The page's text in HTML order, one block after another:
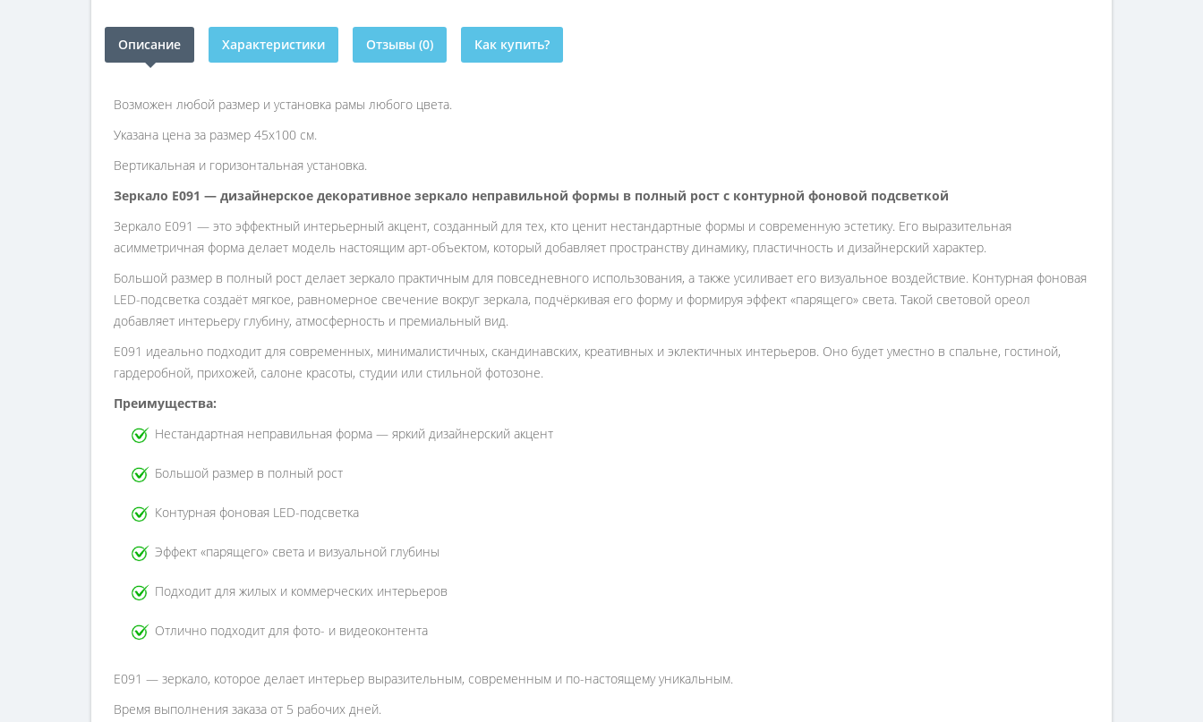
Описание Характеристики Отзывы (0) Как купить?
Возможен любой размер и установка рамы любого цвета.
Указана цена за размер 45х100 см.
Вертикальная и горизонтальная установка.
Зеркало E091 — дизайнерское декоративное зеркало неправильной формы в полный рост с контурной фоновой подсветкой
Зеркало E091 — это эффектный интерьерный акцент, созданный для тех, кто ценит нестандартные формы и современную эстетику. Его выразительная
асимметричная форма делает модель настоящим арт-объектом, который добавляет пространству динамику, пластичность и дизайнерский характер.
Большой размер в полный рост делает зеркало практичным для повседневного использования, а также усиливает его визуальное воздействие. Контурная фоновая
LED-подсветка создаёт мягкое, равномерное свечение вокруг зеркала, подчёркивая его форму и формируя эффект «парящего» света. Такой световой ореол
добавляет интерьеру глубину, атмосферность и премиальный вид.
E091 идеально подходит для современных, минималистичных, скандинавских, креативных и эклектичных интерьеров. Оно будет уместно в спальне, гостиной,
гардеробной, прихожей, салоне красоты, студии или стильной фотозоне.
Преимущества:
Нестандартная неправильная форма — яркий дизайнерский акцент
Большой размер в полный рост
Контурная фоновая LED-подсветка
Эффект «парящего» света и визуальной глубины
Подходит для жилых и коммерческих интерьеров
Отлично подходит для фото- и видеоконтента
E091 — зеркало, которое делает интерьер выразительным, современным и по-настоящему уникальным.
Время выполнения заказа от 5 рабочих дней.